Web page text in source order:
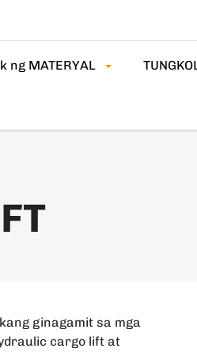
ng MATERYAL
ginagamit sa mga
cargo lift at